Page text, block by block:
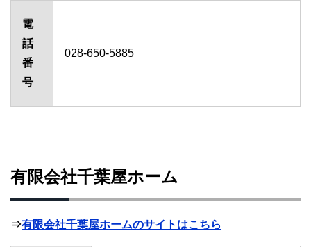
電
話
番
号
028-650-5885
有限会社千葉屋ホーム
⇒有限会社千葉屋ホームのサイトはこちら